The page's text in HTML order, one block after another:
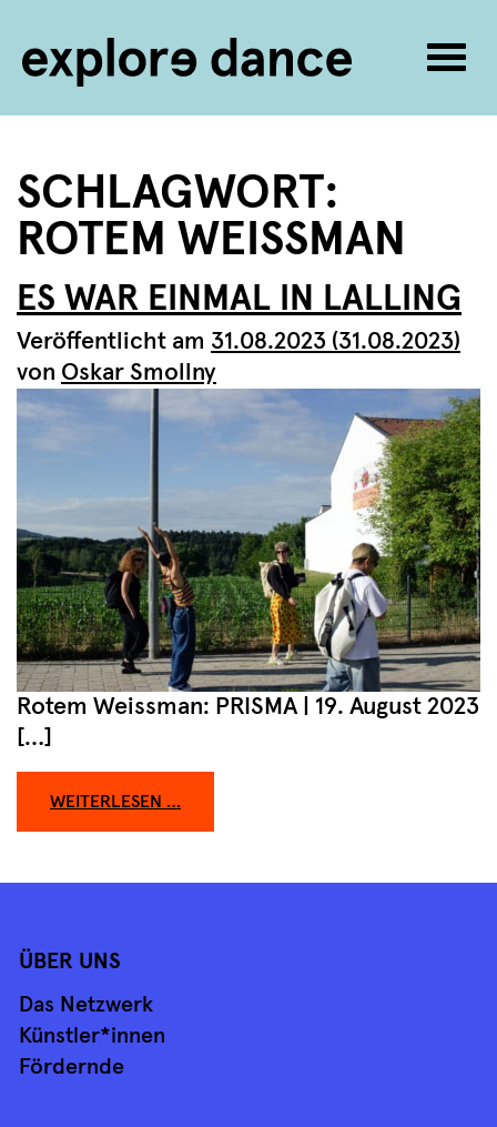
SCHLAGWORT:
ROTEM WEISSMAN
ES WAR EINMAL IN LALLING
Veröffentlicht am 31.08.2023 (31.08.2023)
von Oskar Smollny
Rotem Weissman: PRISMA | 19. August 2023
[…]
WEITERLESEN …
ÜBER UNS
Das Netzwerk
Künstler*innen
Fördernde